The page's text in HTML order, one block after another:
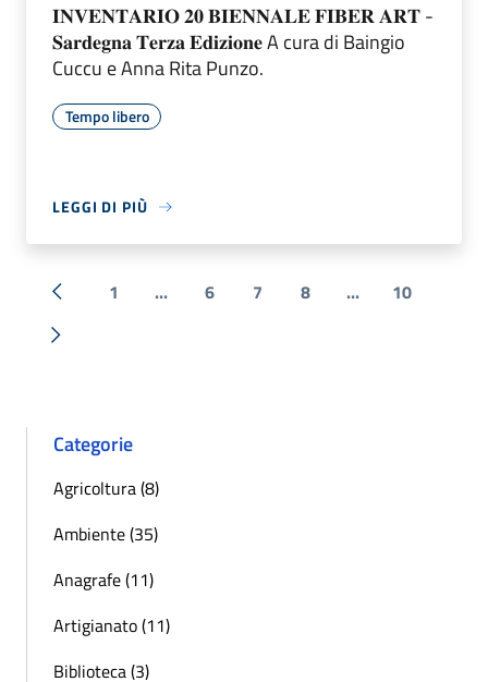
𝐈𝐍𝐕𝐄𝐍𝐓𝐀𝐑𝐈𝐎 𝟐𝟎 𝐁𝐈𝐄𝐍𝐍𝐀𝐋𝐄 𝐅𝐈𝐁𝐄𝐑 𝐀𝐑𝐓 -
𝐒𝐚𝐫𝐝𝐞𝐠𝐧𝐚 𝐓𝐞𝐫𝐳𝐚 𝐄𝐝𝐢𝐳𝐢𝐨𝐧𝐞 A cura di Baingio
Cuccu e Anna Rita Punzo.
Tempo libero
LEGGI DI PIÙ
« Precedente
1 ... 6 7 8 ... 10
Successiva »
Categorie
Agricoltura (8)
Ambiente (35)
Anagrafe (11)
Artigianato (11)
Biblioteca (3)